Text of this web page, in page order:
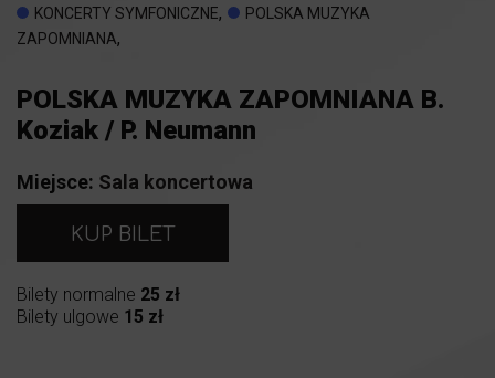
KONCERTY SYMFONICZNE,
POLSKA MUZYKA
ZAPOMNIANA,
POLSKA MUZYKA ZAPOMNIANA B.
Koziak / P. Neumann
Miejsce: Sala koncertowa
KUP BILET
Bilety normalne 25 zł
Bilety ulgowe 15 zł